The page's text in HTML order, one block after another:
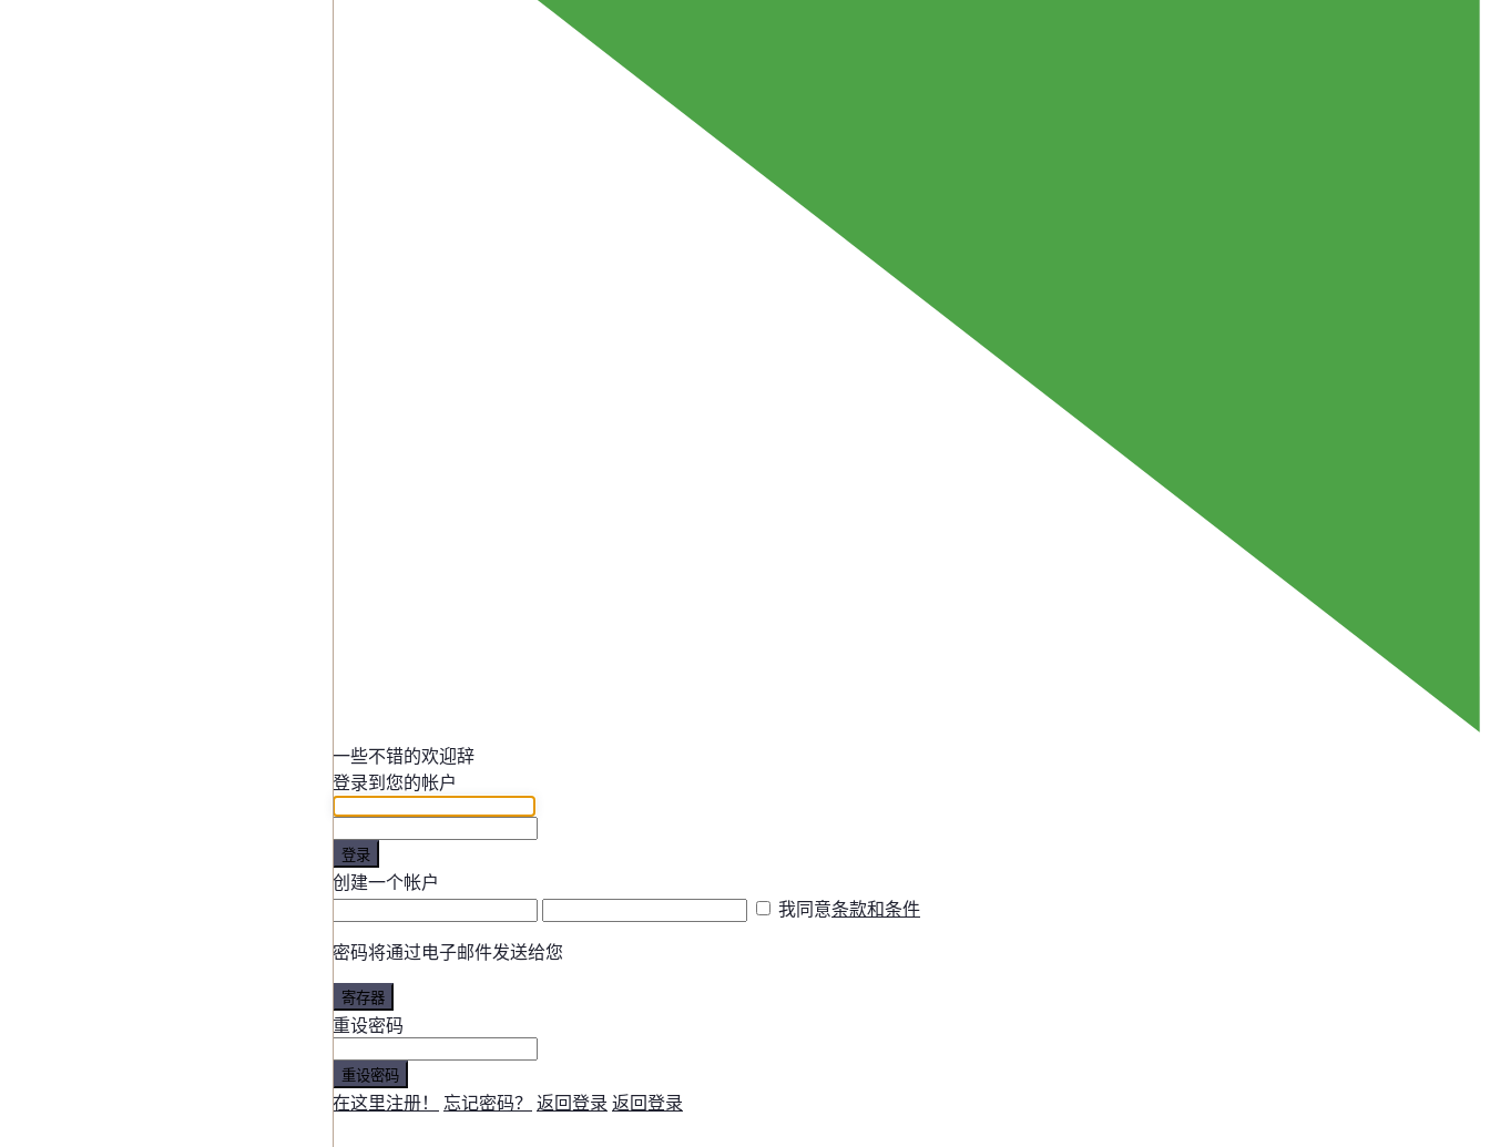
一些不错的欢迎辞
登录到您的帐户
登录
创建一个帐户
我同意条款和条件
密码将通过电子邮件发送给您
寄存器
重设密码
重设密码
在这里注册！ 忘记密码？ 返回登录 返回登录